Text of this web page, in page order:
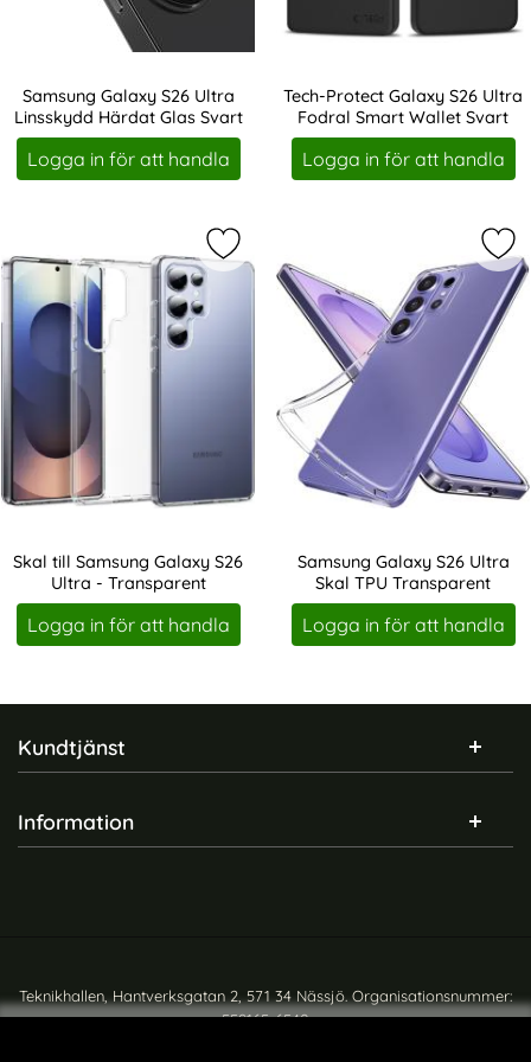
Samsung Galaxy S26 Ultra
Linsskydd Härdat Glas Svart
Art. nr 247330
Logga in för att handla
Tech-Protect Galaxy S26 Ultra
Fodral Smart Wallet Svart
Art. nr 246838
Logga in för att handla
Skal till Samsung Galaxy S26
Ultra - Transparent
Art. nr 247149
Logga in för att handla
Markera skal till Samsung Galaxy
Samsung Galaxy S26 Ultra
Skal TPU Transparent
Art. nr 247147
Logga in för att handla
Sidfot Blandad info och länkar
Kundtjänst
Information
Teknikhallen, Hantverksgatan 2, 571 34 Nässjö. Organisationsnummer:
559165-6540